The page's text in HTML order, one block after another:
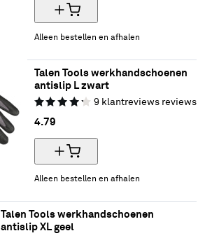
Alleen bestellen en afhalen
Talen Tools werkhandschoenen
antislip L zwart
9 klantreviews reviews
4.79
Alleen bestellen en afhalen
Talen Tools werkhandschoenen
antislip XL geel